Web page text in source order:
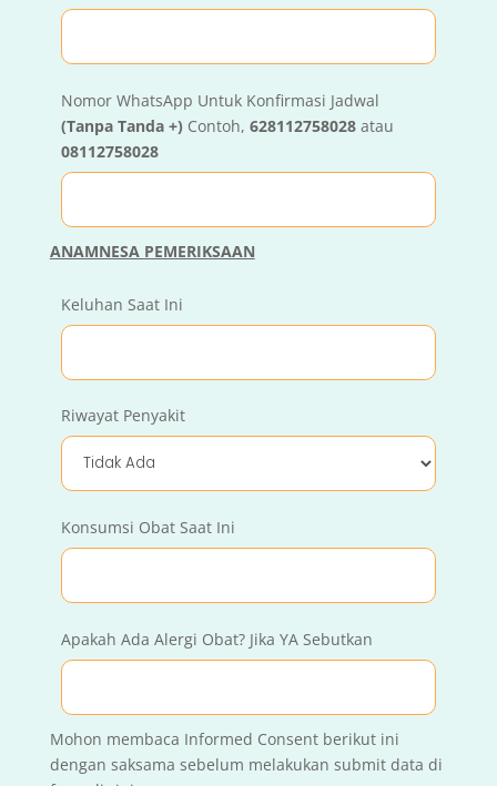
Nomor WhatsApp Untuk Konfirmasi Jadwal
(Tanpa Tanda +) Contoh,628112758028 atau
08112758028
ANAMNESA PEMERIKSAAN
Keluhan Saat Ini
Riwayat Penyakit
Konsumsi Obat Saat Ini
Apakah Ada Alergi Obat? Jika YA Sebutkan
Mohon membaca Informed Consent berikut ini
dengan saksama sebelum melakukan submit data di